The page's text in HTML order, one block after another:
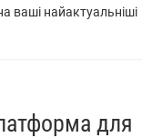
ваші найактуальніші
для